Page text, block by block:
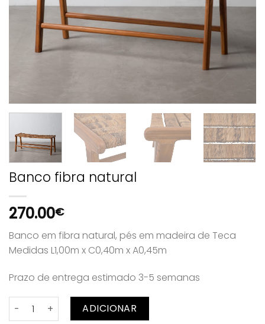
Banco fibra natural
270.00€
Banco em fibra natural, pés em madeira de Teca
Medidas L1,00m x C0,40m x A0,45m
Prazo de entrega estimado 3-5 semanas
Quantidade de Banco fibra natural
ADICIONAR